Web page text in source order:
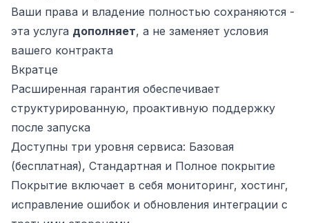
Ваши права и владение полностью сохраняются -
эта услуга дополняет, а не заменяет условия
вашего контракта
Вкратце
Расширенная гарантия обеспечивает
структурированную, проактивную поддержку
после запуска
Доступны три уровня сервиса: Базовая
(бесплатная), Стандартная и Полное покрытие
Покрытие включает в себя мониторинг, хостинг,
исправление ошибок и обновления интеграции с